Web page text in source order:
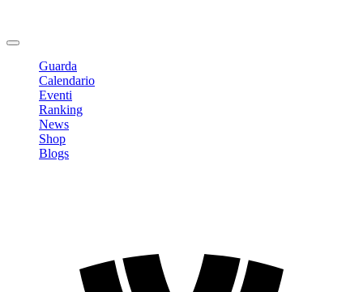
Guarda
Calendario
Eventi
Ranking
News
Shop
Blogs